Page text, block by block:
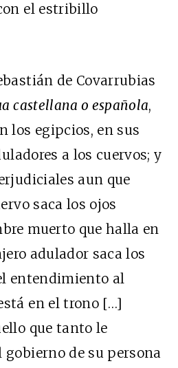
el estribillo
de Covarrubias
castellana o española,
los egipcios, en sus
a los cuervos; y
aun que
saca los ojos
muerto que halla en
adulador saca los
entendimiento al
en el trono […]
que tanto le
de su persona